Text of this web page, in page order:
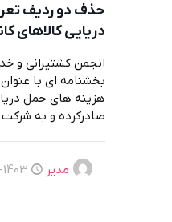
حذف دو رديف
دريایی كالاهای
انجمن کشتیرانی و
بخشنامه ای با
هزينه های حمل
صادرکرده و به شرکت
مدیر 1403-01-20